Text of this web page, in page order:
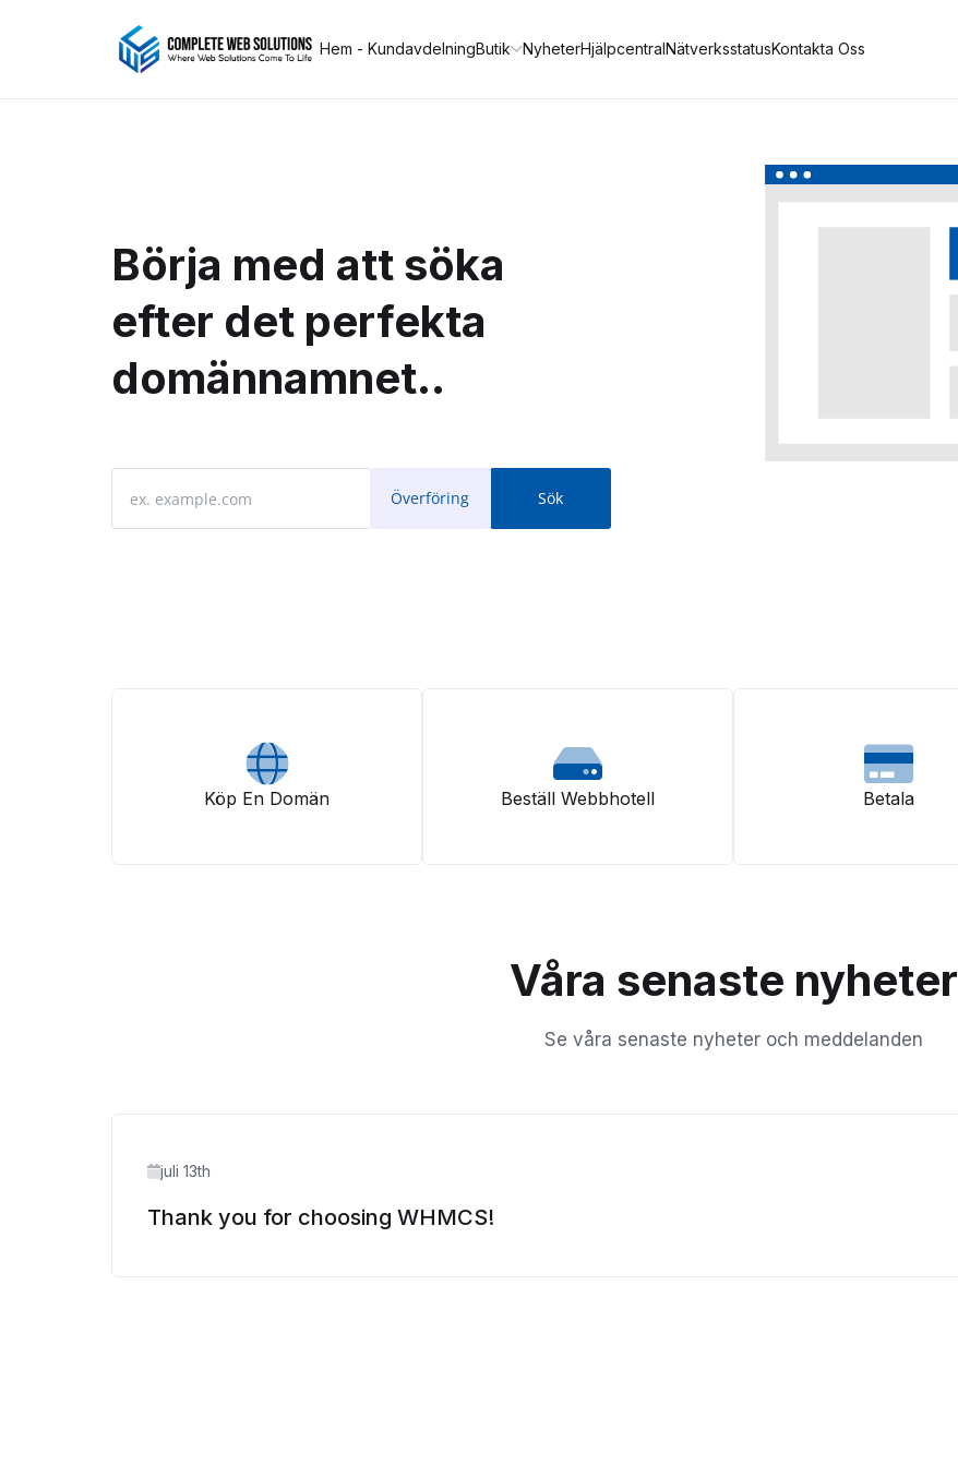
Hem - KundavdelningButik NyheterHjälpcentralNätverksstatusKontakta Oss
Börja med att söka
efter det perfekta
domännamnet..
Köp En Domän Beställ Webbhotell Betala
Våra senaste nyheter
Se våra senaste nyheter och meddelanden
juli 13th
Thank you for choosing WHMCS!